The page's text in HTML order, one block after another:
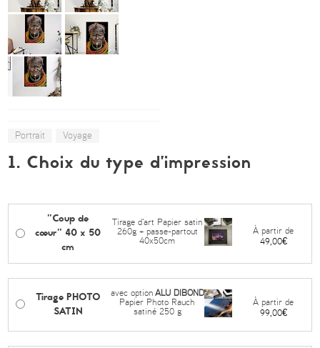
Portrait Voyage
1. Choix du type d’impression
"Coup de
cœur" 40 x 50
cm
Tirage d'art Papier satin
260g + passe-partout
40x50cm
À partir de
49,00€
Tirage PHOTO
SATIN
avec option ALU DIBOND
Papier Photo Rauch
satiné 250 g
À partir de
99,00€